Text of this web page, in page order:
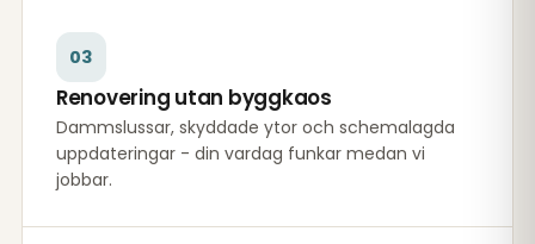
03
Renovering utan byggkaos
Dammslussar, skyddade ytor och schemalagda
uppdateringar - din vardag funkar medan vi
jobbar.